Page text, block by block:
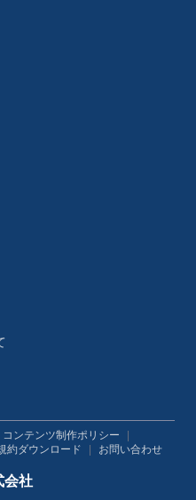
コンテンツ制作ポリシー
約ダウンロード お問い合わせ
会社